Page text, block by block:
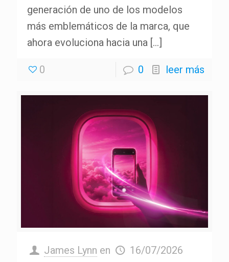
generación de uno de los modelos
más emblemáticos de la marca, que
ahora evoluciona hacia una […]
0 0 leer más
James Lynn en 16/07/2026